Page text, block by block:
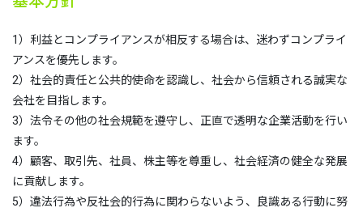
1）利益とコンプライアンスが相反する場合は、迷わずコンプライ
アンスを優先します。
2）社会的責任と公共的使命を認識し、社会から信頼される誠実な
会社を目指します。
3）法令その他の社会規範を遵守し、正直で透明な企業活動を行い
ます。
4）顧客、取引先、社員、株主等を尊重し、社会経済の健全な発展
に貢献します。
5）違法行為や反社会的行為に関わらないよう、良識ある行動に努